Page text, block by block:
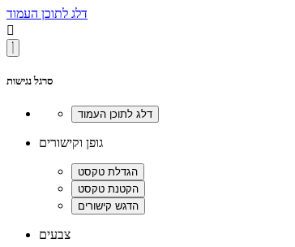
דלג לתוכן העמוד

סרגל נגישות
גופן וקישורים
צבעים